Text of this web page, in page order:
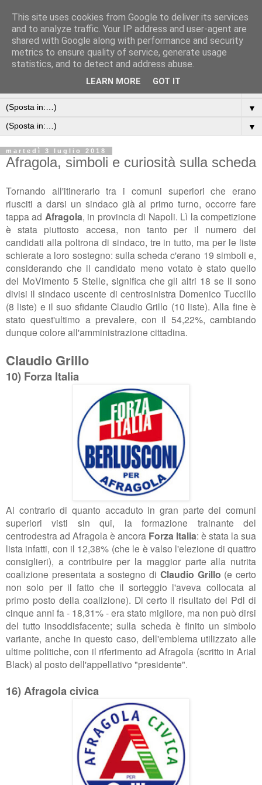
▼
▼
martedì 3 luglio 2018
Afragola, simboli e curiosità sulla scheda
Tornando all'itinerario tra i comuni superiori che erano
riusciti a darsi un sindaco già al primo turno, occorre fare
tappa ad Afragola, in provincia di Napoli. Lì la competizione
è stata piuttosto accesa, non tanto per il numero dei
candidati alla poltrona di sindaco, tre in tutto, ma per le liste
schierate a loro sostegno: sulla scheda c'erano 19 simboli e,
considerando che il candidato meno votato è stato quello
del MoVimento 5 Stelle, significa che gli altri 18 se li sono
divisi il sindaco uscente di centrosinistra Domenico Tuccillo
(8 liste) e il suo sfidante Claudio Grillo (10 liste). Alla fine è
stato quest'ultimo a prevalere, con il 54,22%, cambiando
dunque colore all'amministrazione cittadina.
Claudio Grillo
10) Forza Italia
Al contrario di quanto accaduto in gran parte dei comuni
superiori visti sin qui, la formazione trainante del
centrodestra ad Afragola è ancora Forza Italia: è stata la sua
lista infatti, con il 12,38% (che le è valso l'elezione di quattro
consiglieri), a contribuire per la maggior parte alla nutrita
coalizione presentata a sostegno di Claudio Grillo (e certo
non solo per il fatto che il sorteggio l'aveva collocata al
primo posto della coalizione). Di certo il risultato del Pdl di
cinque anni fa - 18,31% - era stato migliore, ma non può dirsi
del tutto insoddisfacente; sulla scheda è finito un simbolo
variante, anche in questo caso, dell'emblema utilizzato alle
ultime politiche, con il riferimento ad Afragola (scritto in Arial
Black) al posto dell'appellativo "presidente".
16) Afragola civica
This site uses cookies from Google to deliver its services
and to analyze traffic. Your IP address and user-agent are
shared with Google along with performance and security
metrics to ensure quality of service, generate usage
statistics, and to detect and address abuse.
LEARN MORE GOT IT